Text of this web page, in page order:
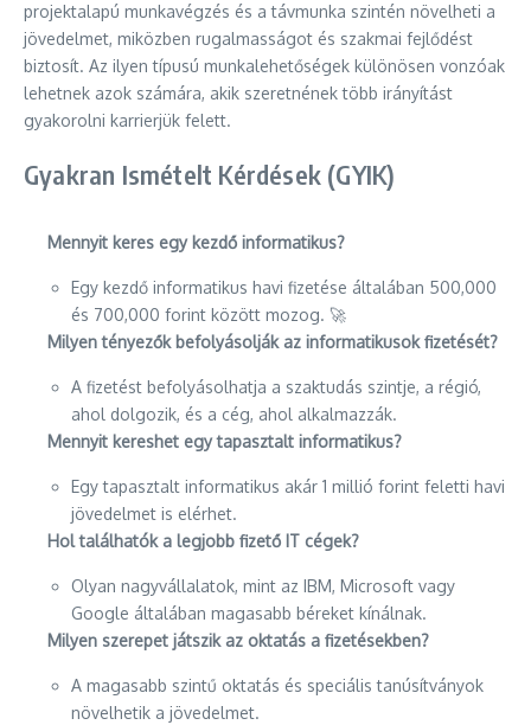
projektalapú munkavégzés és a távmunka szintén növelheti a
jövedelmet, miközben rugalmasságot és szakmai fejlődést
biztosít. Az ilyen típusú munkalehetőségek különösen vonzóak
lehetnek azok számára, akik szeretnének több irányítást
gyakorolni karrierjük felett.
Gyakran Ismételt Kérdések (GYIK)
Mennyit keres egy kezdő informatikus?
Egy kezdő informatikus havi fizetése általában 500,000
és 700,000 forint között mozog. 🚀
Milyen tényezők befolyásolják az informatikusok fizetését?
A fizetést befolyásolhatja a szaktudás szintje, a régió,
ahol dolgozik, és a cég, ahol alkalmazzák.
Mennyit kereshet egy tapasztalt informatikus?
Egy tapasztalt informatikus akár 1 millió forint feletti havi
jövedelmet is elérhet.
Hol találhatók a legjobb fizető IT cégek?
Olyan nagyvállalatok, mint az IBM, Microsoft vagy
Google általában magasabb béreket kínálnak.
Milyen szerepet játszik az oktatás a fizetésekben?
A magasabb szintű oktatás és speciális tanúsítványok
növelhetik a jövedelmet.